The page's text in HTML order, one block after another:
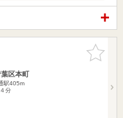
お気に入
りに追加
区本町
駅405m
分